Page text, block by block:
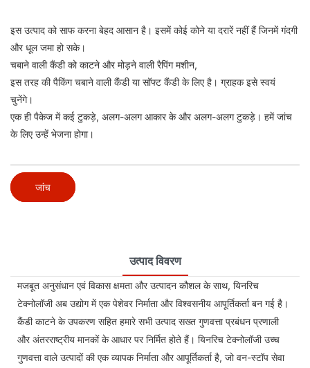
इस उत्पाद को साफ करना बेहद आसान है। इसमें कोई कोने या दरारें नहीं हैं जिनमें गंदगी
और धूल जमा हो सके।
चबाने वाली कैंडी को काटने और मोड़ने वाली रैपिंग मशीन,
इस तरह की पैकिंग चबाने वाली कैंडी या सॉफ्ट कैंडी के लिए है। ग्राहक इसे स्वयं
चुनेंगे।
एक ही पैकेज में कई टुकड़े, अलग-अलग आकार के और अलग-अलग टुकड़े। हमें जांच
के लिए उन्हें भेजना होगा।
जांच
उत्पाद विवरण
मजबूत अनुसंधान एवं विकास क्षमता और उत्पादन कौशल के साथ, यिनरिच
टेक्नोलॉजी अब उद्योग में एक पेशेवर निर्माता और विश्वसनीय आपूर्तिकर्ता बन गई है।
कैंडी काटने के उपकरण सहित हमारे सभी उत्पाद सख्त गुणवत्ता प्रबंधन प्रणाली
और अंतरराष्ट्रीय मानकों के आधार पर निर्मित होते हैं। यिनरिच टेक्नोलॉजी उच्च
गुणवत्ता वाले उत्पादों की एक व्यापक निर्माता और आपूर्तिकर्ता है, जो वन-स्टॉप सेवा